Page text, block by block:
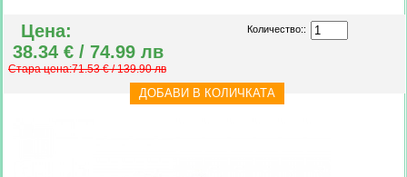
Цена:
38.34 € / 74.99 лв
Стара цена:71.53 € / 139.90 лв
Количество::